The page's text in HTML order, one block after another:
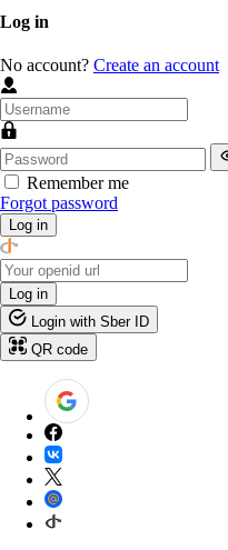
Log in
No account? Create an account
Remember me
Forgot password
Log in
Log in
Login with Sber ID
QR code